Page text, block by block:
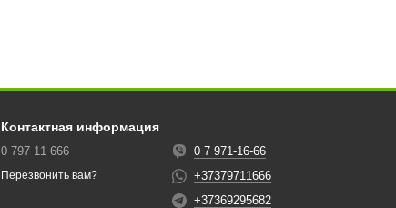
Контактная информация
0 797 11 666
Перезвонить вам?
0 7 971-16-66
+37379711666
+37369295682